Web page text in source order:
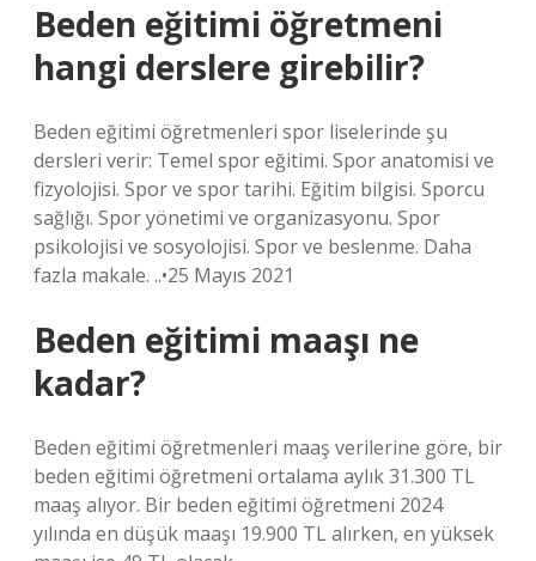
Beden eğitimi öğretmeni
hangi derslere girebilir?
Beden eğitimi öğretmenleri spor liselerinde şu
dersleri verir: Temel spor eğitimi. Spor anatomisi ve
fizyolojisi. Spor ve spor tarihi. Eğitim bilgisi. Sporcu
sağlığı. Spor yönetimi ve organizasyonu. Spor
psikolojisi ve sosyolojisi. Spor ve beslenme. Daha
fazla makale. ..•25 Mayıs 2021
Beden eğitimi maaşı ne
kadar?
Beden eğitimi öğretmenleri maaş verilerine göre, bir
beden eğitimi öğretmeni ortalama aylık 31.300 TL
maaş alıyor. Bir beden eğitimi öğretmeni 2024
yılında en düşük maaşı 19.900 TL alırken, en yüksek